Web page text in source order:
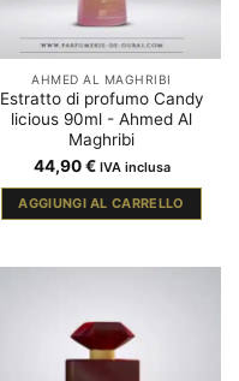
AHMED AL MAGHRIBI
Estratto di profumo Candy
licious 90ml - Ahmed Al
Maghribi
44,90€ IVA inclusa
AGGIUNGI AL CARRELLO